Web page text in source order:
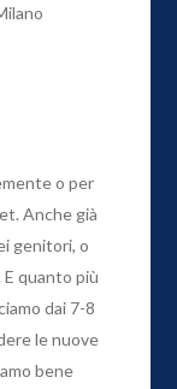
o per
Anche già
genitori, o
quanto più
dai 7-8
le nuove
bene